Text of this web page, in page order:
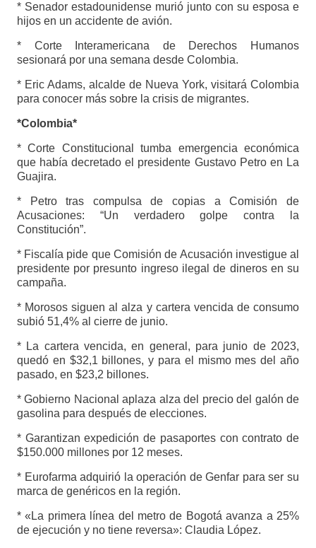
* Senador estadounidense murió junto con su esposa e
hijos en un accidente de avión.
* Corte Interamericana de Derechos Humanos
sesionará por una semana desde Colombia.
* Eric Adams, alcalde de Nueva York, visitará Colombia
para conocer más sobre la crisis de migrantes.
*Colombia*
* Corte Constitucional tumba emergencia económica
que había decretado el presidente Gustavo Petro en La
Guajira.
* Petro tras compulsa de copias a Comisión de
Acusaciones: “Un verdadero golpe contra la
Constitución”.
* Fiscalía pide que Comisión de Acusación investigue al
presidente por presunto ingreso ilegal de dineros en su
campaña.
* Morosos siguen al alza y cartera vencida de consumo
subió 51,4% al cierre de junio.
* La cartera vencida, en general, para junio de 2023,
quedó en $32,1 billones, y para el mismo mes del año
pasado, en $23,2 billones.
* Gobierno Nacional aplaza alza del precio del galón de
gasolina para después de elecciones.
* Garantizan expedición de pasaportes con contrato de
$150.000 millones por 12 meses.
* Eurofarma adquirió la operación de Genfar para ser su
marca de genéricos en la región.
* «La primera línea del metro de Bogotá avanza a 25%
de ejecución y no tiene reversa»: Claudia López.